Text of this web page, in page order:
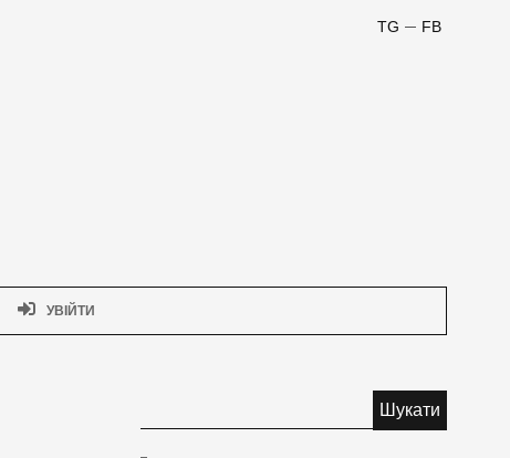
FB
TG
УВІЙТИ